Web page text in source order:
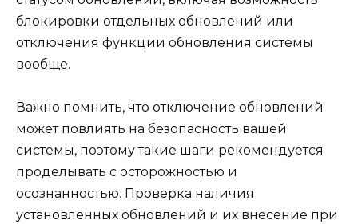
блокировки отдельных обновлений или
отключения функции обновления системы
вообще.
Важно помнить, что отключение обновлений
может повлиять на безопасность вашей
системы, поэтому такие шаги рекомендуется
проделывать с осторожностью и
осознанностью. Проверка наличия
установленных обновлений и их внесение при